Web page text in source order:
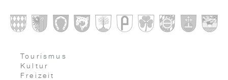
Tourismus
Kultur
Freizeit